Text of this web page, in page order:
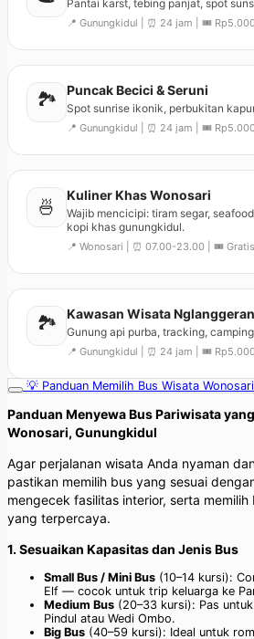
Pantai karst, tebing panjat, spot
📍 Gunungkidul | ⏰ 24 jam | 🎟️
🏞️ Puncak Becici & Seruni
Spot sunrise ikonik, perbukitan
📍 Gunungkidul | ⏰ 24 jam | 🎟️
🍜
Kuliner Khas Wonosari
Wajib mencicipi: tiram segar,
kopi khas gunungkidul.
📍 Wonosari | ⏰ 07.00-23.00 | 🎟️ Gratis
🏞️ Kawasan Wisata Nglanggeran
Gunung api purba, tracking,
📍 Gunungkidul | ⏰ 24 jam | 🎟️
💡 Panduan Memilih Bus Wisata
Panduan Menyewa Bus Pariwisata
Wonosari, Gunungkidul
Agar perjalanan wisata Anda nyaman
pastikan memilih bus yang sesuai
mengecek fasilitas interior, serta memilih
yang terpercaya.
1. Sesuaikan Kapasitas dan Jenis Bus
Small Bus / Mini Bus (10–14 kursi):
Elf — cocok untuk trip keluarga ke
Medium Bus (20–33 kursi): Pas
Pindul atau Wedi Ombo.
Big Bus (40–59 kursi): Ideal untuk